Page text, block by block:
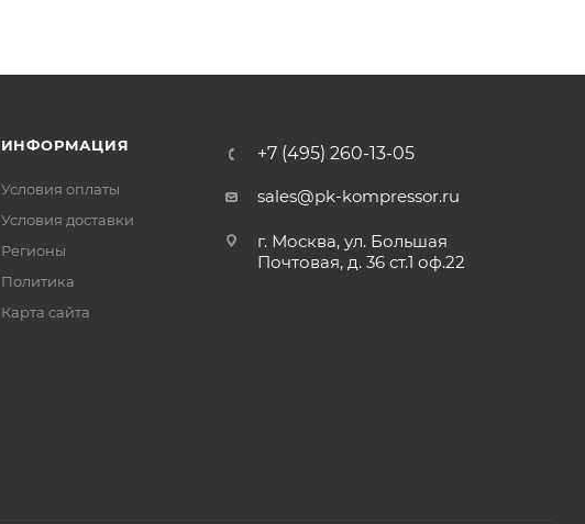
ИНФОРМАЦИЯ
Условия оплаты
Условия доставки
Регионы
Политика
Карта сайта
+7 (495) 260-13-05
sales@pk-kompressor.ru
г. Москва, ул. Большая
Почтовая, д. 36 ст.1 оф.22